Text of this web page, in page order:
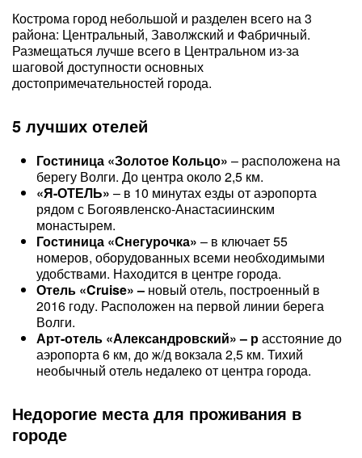
Кострома город небольшой и разделен всего на 3
района: Центральный, Заволжский и Фабричный.
Размещаться лучше всего в Центральном из-за
шаговой доступности основных
достопримечательностей города.
5 лучших отелей
Гостиница «Золотое Кольцо» – расположена на
берегу Волги. До центра около 2,5 км.
«Я-ОТЕЛЬ» – в 10 минутах езды от аэропорта
рядом с Богоявленско-Анастасиинским
монастырем.
Гостиница «Снегурочка» – в ключает 55
номеров, оборудованных всеми необходимыми
удобствами. Находится в центре города.
Отель «Cruise» – новый отель, построенный в
2016 году. Расположен на первой линии берега
Волги.
Арт-отель «Александровский» – расстояние до
аэропорта 6 км, до ж/д вокзала 2,5 км. Тихий
необычный отель недалеко от центра города.
Недорогие места для проживания в
городе